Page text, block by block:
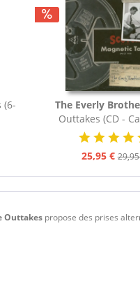
(6-
The Everly
Outtakes (CD -
25,95 €
Outtakes propose des prises